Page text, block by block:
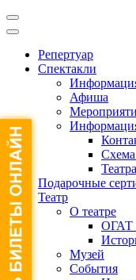
Репертуар
Спектакли
Афиша
Схема
Подарочные
Театр
О театре
ОГАТ
Музей
События